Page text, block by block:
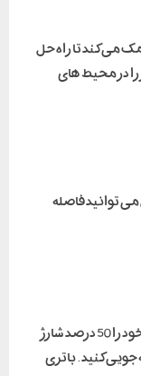
می کند تا راه حل
بهتر را در محیط های
پروتوکل می توانید فاصله
با آداپتور 45 وات فقط در عرض 50 دقیقه باتری خود را 50 درصد شارژ
کنید . باتری